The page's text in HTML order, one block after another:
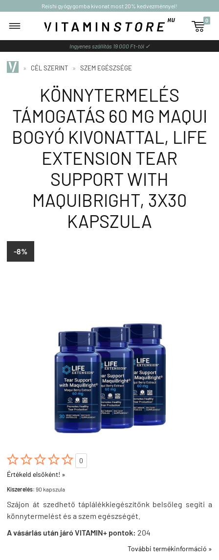
Reishi gyógygomba kivonat most 20% kedvezménnyel!

0
Ingyenes szállítás 19 000 Ft-tól ✓
» CÉL SZERINT » SZEM EGÉSZSÉGE
KÖNNYTERMELÉS
TÁMOGATÁS 60 MG MAQUI
BOGYÓ KIVONATTAL, LIFE
EXTENSION TEAR
SUPPORT WITH
MAQUIBRIGHT, 3X30
KAPSZULA
-8%

0
Értékeld elsőként! »
Kiszerelés: 90 kapszula
Szájon át szedhető táplálékkiegészítőnk belsőleg segíti a
könnytermelést és a szem egészségét.
A vásárlás után járó VITAMIN+ pontok: 204
További termékinformáció »